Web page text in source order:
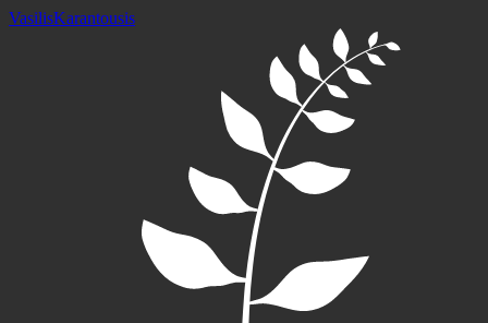
VasilisKarantousis